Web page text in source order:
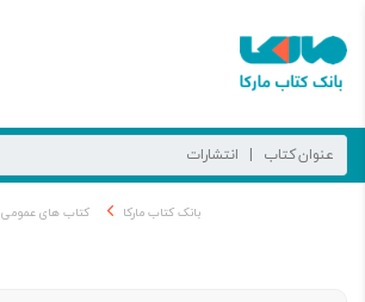
بانک کتاب مارکا کتاب های عمومی